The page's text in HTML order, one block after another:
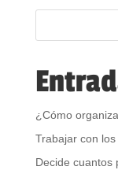
¿Cómo
Trabajar con
Decide cuantos